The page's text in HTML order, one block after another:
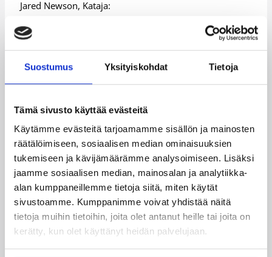
Suostumus Yksityiskohdat Tietoja
Tämä sivusto käyttää evästeitä
Käytämme evästeitä tarjoamamme sisällön ja mainosten
räätälöimiseen, sosiaalisen median ominaisuuksien
tukemiseen ja kävijämäärämme analysoimiseen. Lisäksi
jaamme sosiaalisen median, mainosalan ja analytiikka-
alan kumppaneillemme tietoja siitä, miten käytät
sivustoamme. Kumppanimme voivat yhdistää näitä
tietoja muihin tietoihin, joita olet antanut heille tai joita on
kerätty, kun olet käyttänyt heidän palvelujaan.
Jared Newson, Kataja:
Pts 20,5 Lev 9,3 Sy 1,8 Ri 2,0 Bl 1,3 2p 52,2% 3p 47,1%
1p 64,3%
Emmanuel Holloway, Vilpas:
Pts 19,3 Lev 3,7 Sy 5,0 Ri 2,7 2p 29,6% 3p 45,8% 1p
Tärpit
Salon Vilpas ja Joensuun Kataja eivät ole vielä
kauden aikana olleet kertaakaan yhtäaikaisesti
täysilukuisia keskinäisissä kohtaamisissaan,
vaikka Katajan pitkäaikaistoipilaita Juho Nenosta